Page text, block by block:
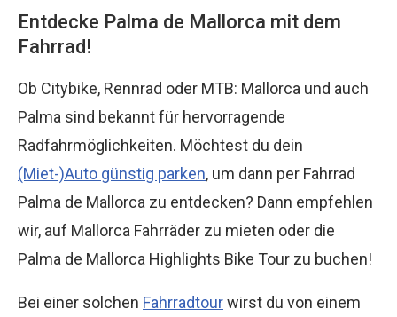
Entdecke Palma de Mallorca mit dem
Fahrrad!
Ob Citybike, Rennrad oder MTB: Mallorca und auch
Palma sind bekannt für hervorragende
Radfahrmöglichkeiten. Möchtest du dein
(Miet-)Auto günstig parken, um dann per Fahrrad
Palma de Mallorca zu entdecken? Dann empfehlen
wir, auf Mallorca Fahrräder zu mieten oder die
Palma de Mallorca Highlights Bike Tour zu buchen!
Bei einer solchen Fahrradtourwirst du von einem